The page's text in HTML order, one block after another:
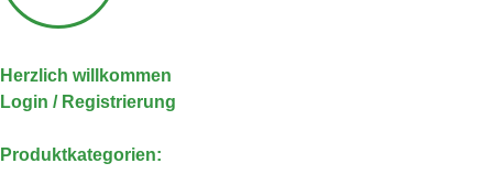
Herzlich willkommen
Login / Registrierung
Produktkategorien: